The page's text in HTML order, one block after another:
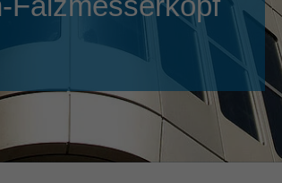
ประเทศไทย
Україна